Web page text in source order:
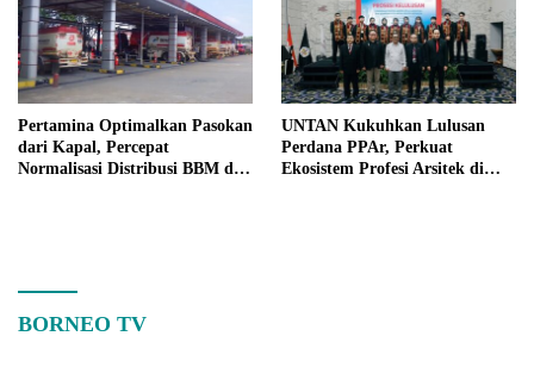
Pertamina Optimalkan Pasokan
dari Kapal, Percepat
Normalisasi Distribusi BBM di
UNTAN Kukuhkan Lulusan
Perdana PPAr, Perkuat
Ekosistem Profesi Arsitek di
BORNEO TV